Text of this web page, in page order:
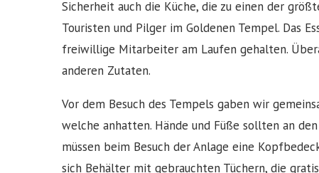
Sicherheit auch die Küche, die zu einen der
Touristen und Pilger im Goldenen Tempel. Das
freiwillige Mitarbeiter am Laufen gehalten.
anderen Zutaten.
Vor dem Besuch des Tempels gaben wir
welche anhatten. Hände und Füße sollten an
müssen beim Besuch der Anlage eine
sich Behälter mit gebrauchten Tüchern, die